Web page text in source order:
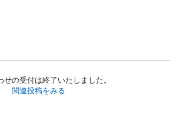
せの受付は終了いたしました。
関連投稿をみる